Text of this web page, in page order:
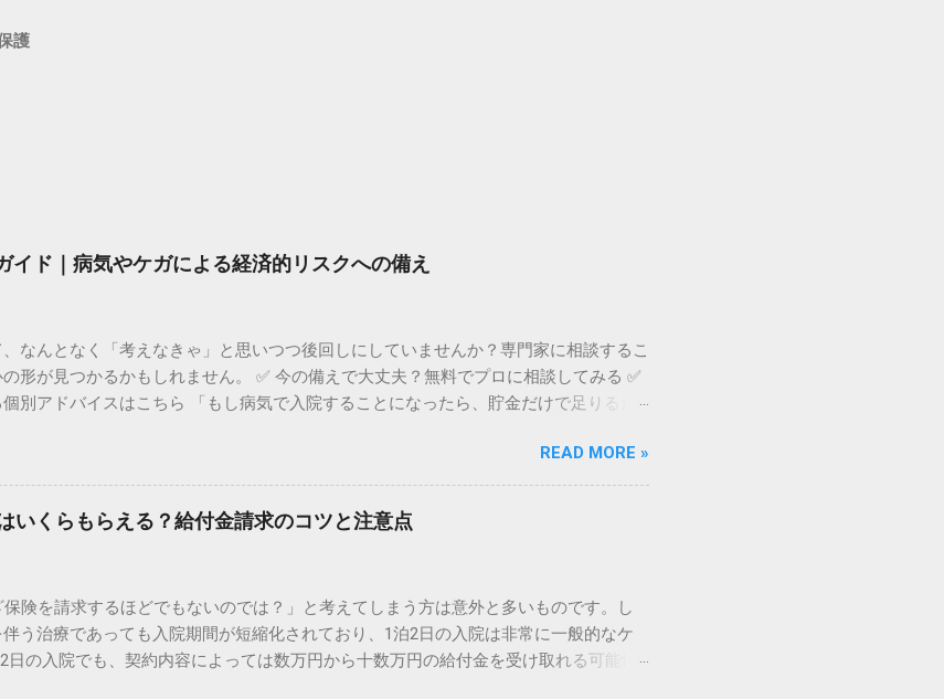
護
イド｜病気やケガによる経済的リスクへの備え
なんとなく「考えなきゃ」と思いつつ後回しにしていませんか？専門家に相談するこ
形が見つかるかもしれません。 ✅ 今の備えで大丈夫？無料でプロに相談してみる ✅
別アドバイスはこちら 「もし病気で入院することになったら、貯金だけで足りるだ
れるわけではありません。 特に近年、医療技術の進歩に伴い、入院期間の短縮や通院
境は劇的に変化しています。古い保険に入ったままでは、いざというときに十分なサ
ます。 この記事では、公的制度の仕組みを正しく理解した上で、自分にぴったりの
の具体的なポイントを分かりやすく解説します。 公的医療保険制度を補完する民間
険（健康保険）は非常に優秀です。しかし、民間保険が必要とされる理由は、制度
戻される「高額療養費制度」があります。これにより、窓口で支払う医療費そのもの
以下の費用は全額自己負担となり、この制度の対象外です。 差額ベッド代： 希望し
費用 入院中の食事代： 1食あたり数百円の標準負担額 日用品・衣類のレンタル料： パ
READ MORE »
いくらもらえる？給付金請求のコツと注意点
保険を請求するほどでもないのでは？」と考えてしまう方は意外と多いものです。し
う治療であっても入院期間が短縮化されており、1泊2日の入院は非常に一般的なケ
の入院でも、契約内容によっては数万円から十数万円の給付金を受け取れる可能性